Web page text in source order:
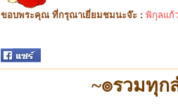
ขอบพระคุณ ที่กรุณาเยี่ยมชมนะจ๊ะ : พิกุลแก้
~๏รวมทุ